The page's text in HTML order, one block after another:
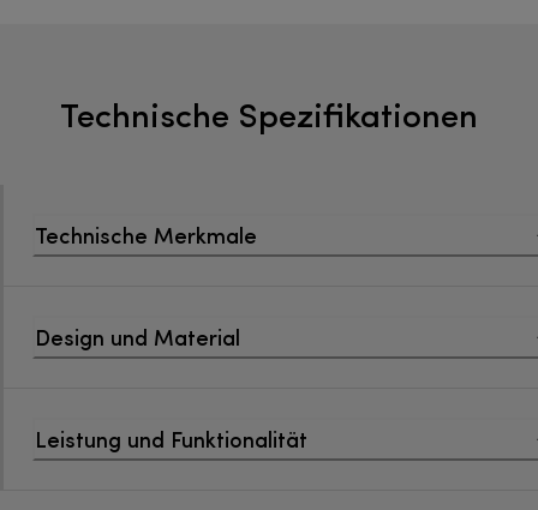
Technische Spezifikationen
Technische Merkmale
Design und Material
Leistung und Funktionalität